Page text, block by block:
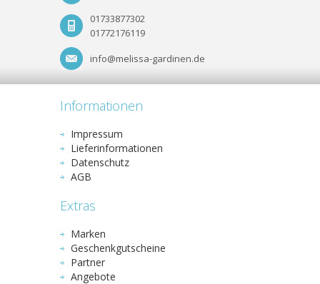
01733877302
01772176119
info@melissa-gardinen.de
Informationen
Impressum
Lieferinformationen
Datenschutz
AGB
Extras
Marken
Geschenkgutscheine
Partner
Angebote